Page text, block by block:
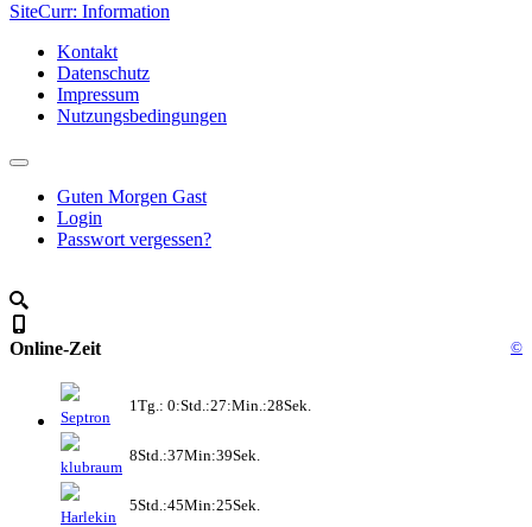
SiteCurr: Information
Kontakt
Datenschutz
Impressum
Nutzungsbedingungen
Guten Morgen Gast
Login
Passwort vergessen?
Online-Zeit ©
Septron
1Tg.: 0:Std.:27:Min.:28Sek.
klubraum
8Std.:37Min:39Sek.
Harlekin
5Std.:45Min:25Sek.